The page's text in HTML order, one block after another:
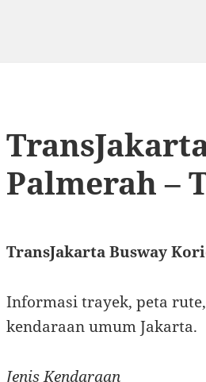
Palmerah –
TransJakarta Busway
Informasi trayek, peta
kendaraan umum Jakarta.
Jenis Kendaraan